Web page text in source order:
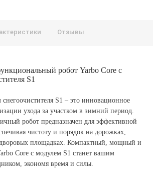
Отзывы
робот Yarbo Core с
S1
S1 – это инновационное
ухода за участком в зимний период.
робот предназначен для эффективной
чистоту и порядок на дорожках,
площадках. Компактный, мощный и
Core с модулем S1 станет вашим
экономя время и силы.